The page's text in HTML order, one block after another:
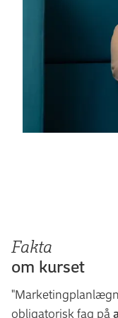
Fakta
om kurset
obligatorisk fag på